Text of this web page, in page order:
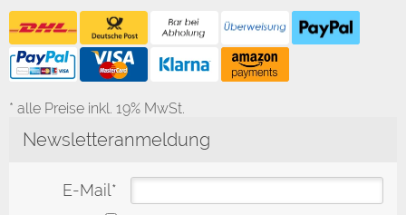
* alle Preise inkl. 19% MwSt.